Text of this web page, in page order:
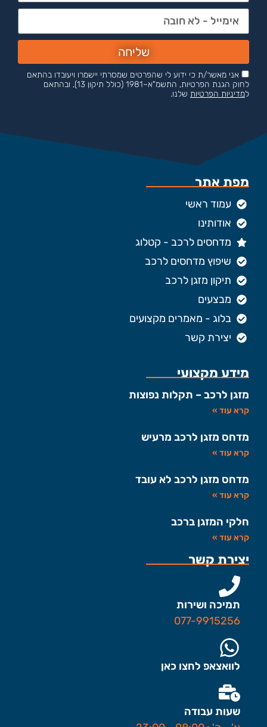
אני מאשר/ת כי ידוע לי שהפרטים שמסרתי יישמרו ויעובדו בהתאם
לחוק הגנת הפרטיות, התשמ"א–1981 (כולל תיקון 13), ובהתאם
למדיניות הפרטיות שלנו.
שליחה
מפת אתר
עמוד ראשי
אודותינו
מדחסים לרכב - קטלוג
שיפוץ מדחסים לרכב
תיקון מזגן לרכב
מבצעים
בלוג - מאמרים מקצועים
יצירת קשר
מידע מקצועי
מזגן לרכב – תקלות נפוצות
קרא עוד »
מדחס מזגן לרכב מרעיש
קרא עוד »
מדחס מזגן לרכב לא עובד
קרא עוד »
חלקי המזגן ברכב
קרא עוד »
יצירת קשר
תמיכה ושירות
077-9915256
לוואצאפ לחצו כאן
שעות עבודה